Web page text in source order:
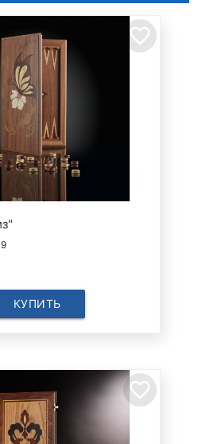
favorite_border
КУПИТЬ
favorite_border